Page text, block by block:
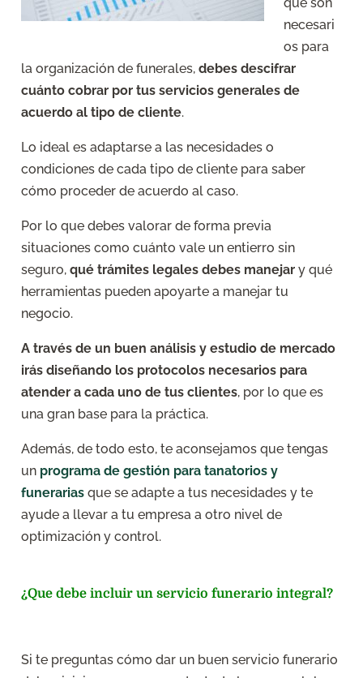
necesari
os para
la organización de funerales,debes descifrar
cuánto cobrar por tus servicios generales de
acuerdo al tipo de cliente.
Lo ideal es adaptarse a las necesidades o
condiciones de cada tipo de cliente para saber
cómo proceder de acuerdo al caso.
Por lo que debes valorar de forma previa
situaciones como cuánto vale un entierro sin
seguro,qué trámites legales debes manejar y qué
herramientas pueden apoyarte a manejar tu
negocio.
A través de un buen análisis y estudio de mercado
irás diseñando los protocolos necesarios para
atender a cada uno de tus clientes, por lo que es
una gran base para la práctica.
Además, de todo esto, te aconsejamos que tengas
un programa de gestión para tanatorios y
funerarias que se adapte a tus necesidades y te
ayude a llevar a tu empresa a otro nivel de
optimización y control.
¿Que debe incluir un servicio funerario integral?
Si te preguntas cómo dar un buen servicio funerario